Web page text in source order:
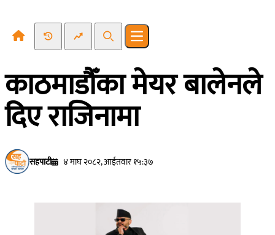
Recent NewsTrending News
SearchOpen main menu
काठमाडौँका मेयर बालेनले
दिए राजिनामा
सहपाटी ४ माघ २०८२, आईतवार १५:३७